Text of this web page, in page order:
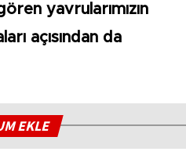
yavrularımızın
açısından da
EKLE